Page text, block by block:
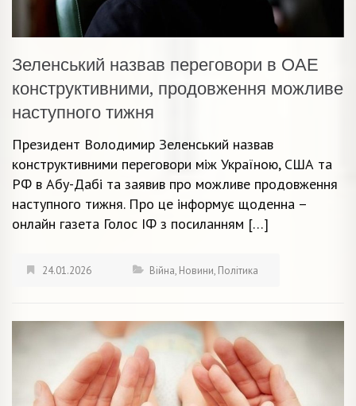
Зеленський назвав переговори в ОАЕ
конструктивними, продовження можливе
наступного тижня
Президент Володимир Зеленський назвав
конструктивними переговори між Україною, США та
РФ в Абу-Дабі та заявив про можливе продовження
наступного тижня. Про це інформує щоденна –
онлайн газета Голос ІФ з посиланням […]
24.01.2026 Війна, Новини, Політика